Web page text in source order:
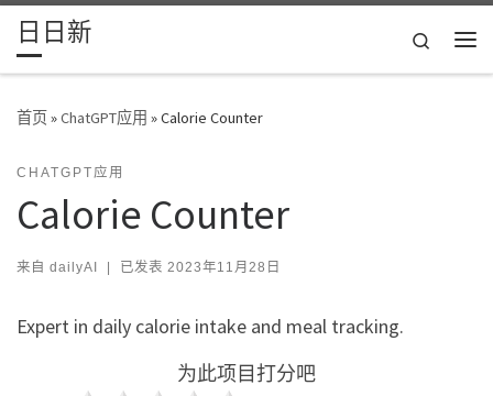
Skip to content
日日新
Search
首页»ChatGPT应用 »Calorie Counter
CHATGPT应用
Calorie Counter
来自 dailyAI | 已发表 2023年11月28日
Expert in daily calorie intake and meal tracking.
为此项目打分吧